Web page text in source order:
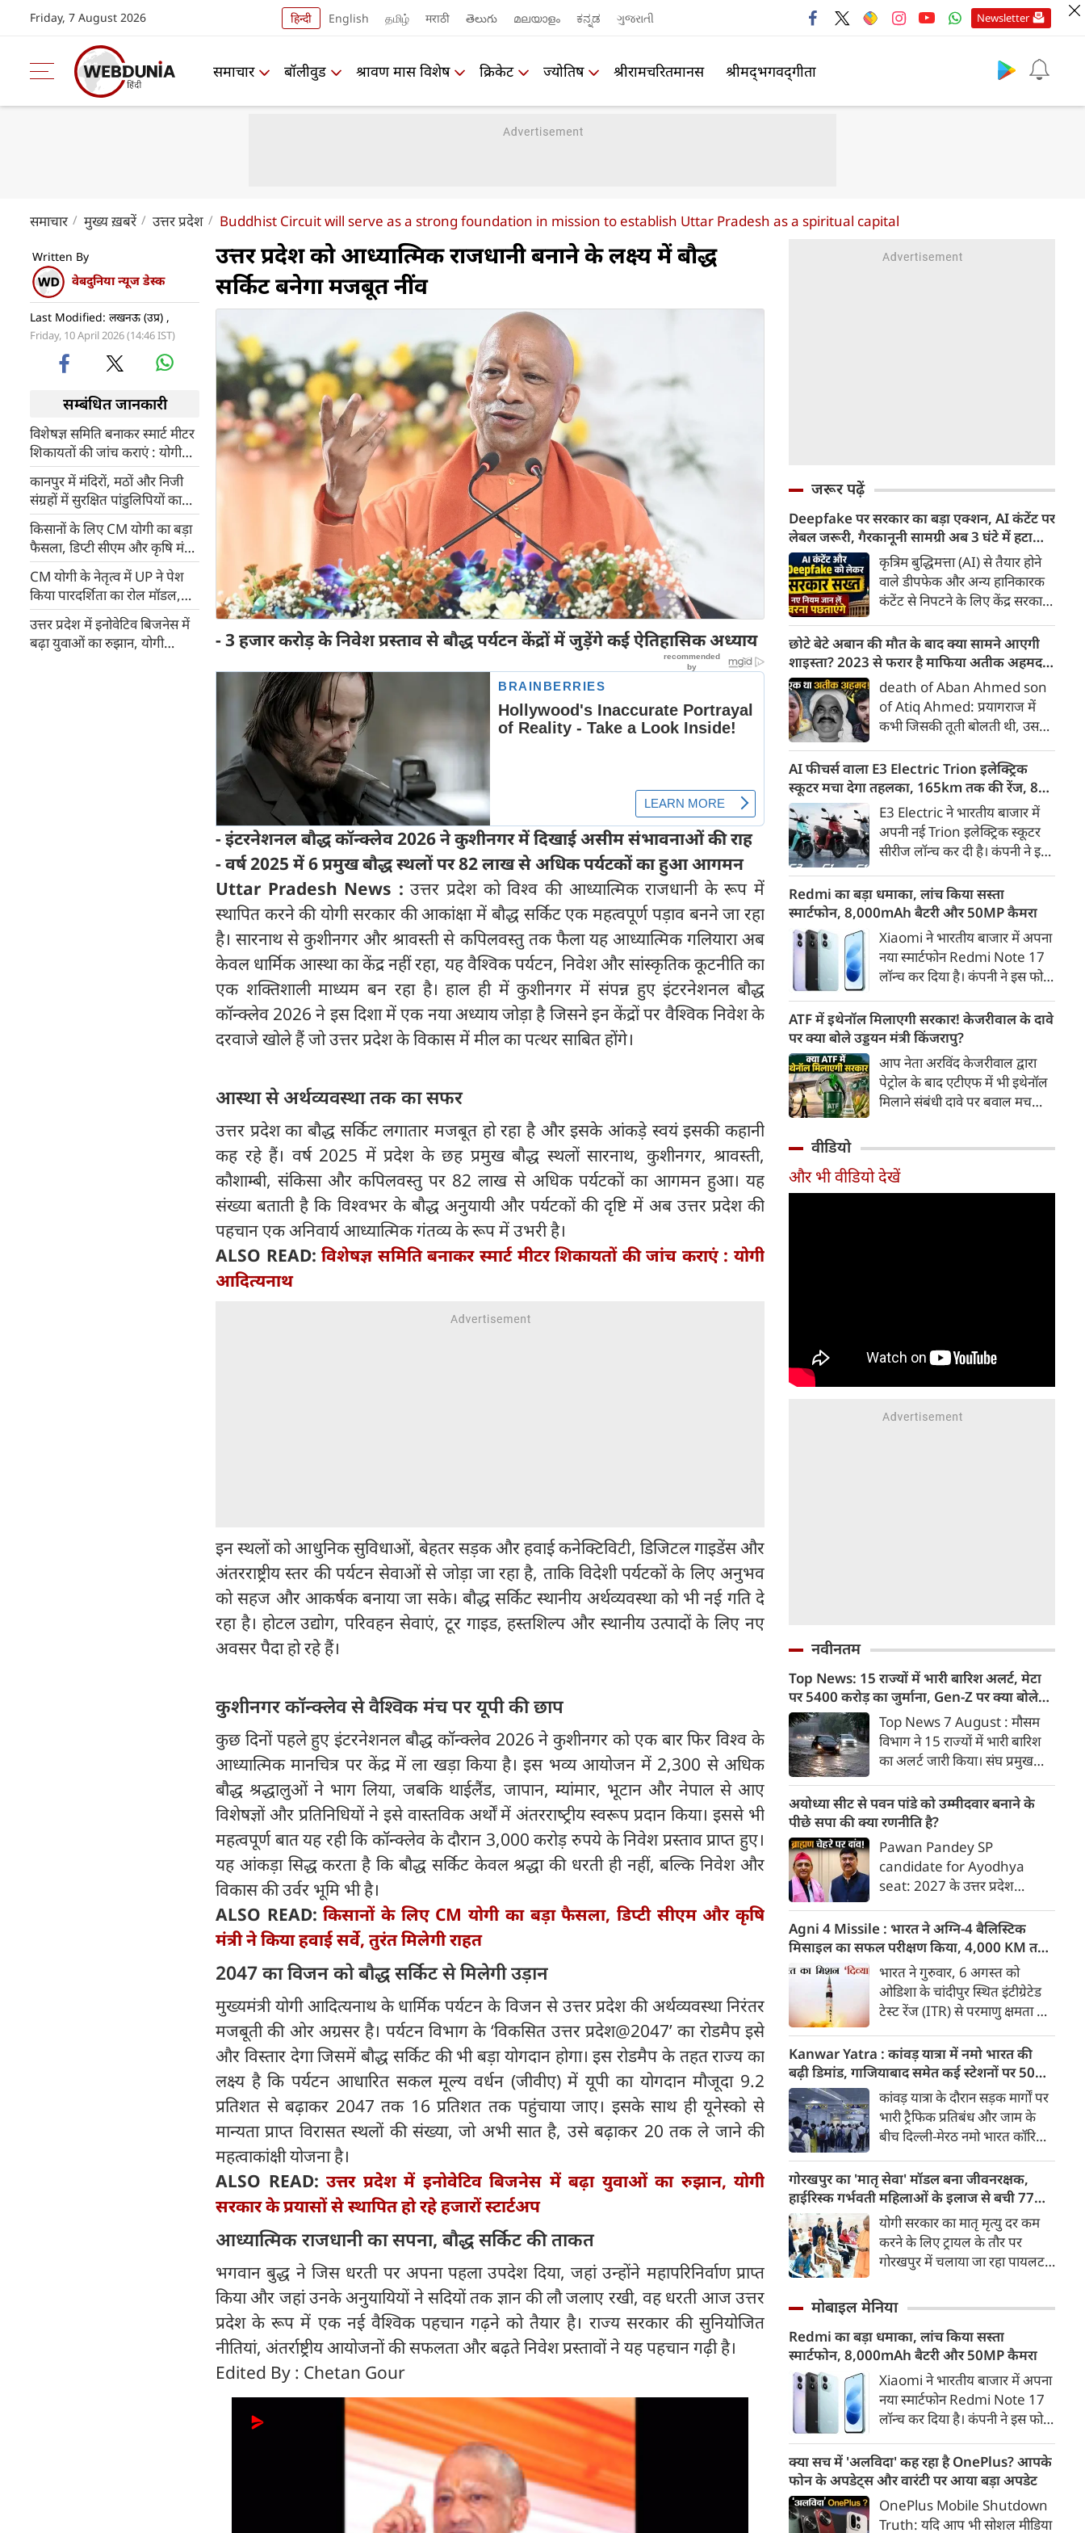
Friday, 7 August 2026 हिन्दी English தமிழ் मराठी తెలుగు മലയാളം ಕನ್ನಡ ગુજરાતી Newsletter
समाचार बॉलीवुड श्रावण मास विशेष क्रिकेट ज्योतिष श्रीरामचरितमानस श्रीमद्‍भगवद्‍गीता
समाचार मुख्य ख़बरें उत्तर प्रदेश Buddhist Circuit will serve as a strong foundation in mission to establish Uttar Pradesh as a spiritual capital
Written By
वेबदुनिया न्यूज डेस्क
Last Modified: लखनऊ (उप्र) ,
Friday, 10 April 2026 (14:46 IST)
सम्बंधित जानकारी
विशेषज्ञ समिति बनाकर स्मार्ट मीटर
शिकायतों की जांच कराएं : योगी
आदित्यनाथ
कानपुर में मंदिरों, मठों और निजी
संग्रहों में सुरक्षित पांडुलिपियों का
होगा डिजिटलीकरण
किसानों के लिए CM योगी का बड़ा
फैसला, डिप्टी सीएम और कृषि मंत्री
ने किया हवाई सर्वे, तुरंत मिलेगी
राहत
CM योगी के नेतृत्व में UP ने पेश
किया पारदर्शिता का रोल मॉडल,
जेम पोर्टल से खरीद में बना शीर्ष
राज्य
उत्तर प्रदेश में इनोवेटिव बिजनेस में
बढ़ा युवाओं का रुझान, योगी
उत्तर प्रदेश को आध्यात्मिक राजधानी बनाने के लक्ष्य में बौद्ध
सर्किट बनेगा मजबूत नींव
- 3 हजार करोड़ के निवेश प्रस्ताव से बौद्ध पर्यटन केंद्रों में जुड़ेंगे कई ऐतिहासिक अध्याय
- इंटरनेशनल बौद्ध कॉन्क्लेव 2026 ने कुशीनगर में दिखाई असीम संभावनाओं की राह
- वर्ष 2025 में 6 प्रमुख बौद्ध स्थलों पर 82 लाख से अधिक पर्यटकों का हुआ आगमन
Uttar Pradesh News : उत्तर प्रदेश को विश्व की आध्यात्मिक राजधानी के रूप में
स्थापित करने की योगी सरकार की आकांक्षा में बौद्ध सर्किट एक महत्वपूर्ण पड़ाव बनने जा रहा
है। सारनाथ से कुशीनगर और श्रावस्ती से कपिलवस्तु तक फैला यह आध्यात्मिक गलियारा अब
केवल धार्मिक आस्था का केंद्र नहीं रहा, यह वैश्विक पर्यटन, निवेश और सांस्कृतिक कूटनीति का
एक शक्तिशाली माध्यम बन रहा है। हाल ही में कुशीनगर में संपन्न हुए इंटरनेशनल बौद्ध
कॉन्क्लेव 2026 ने इस दिशा में एक नया अध्याय जोड़ा है जिसने इन केंद्रों पर वैश्विक निवेश के
दरवाजे खोले हैं जो उत्तर प्रदेश के विकास में मील का पत्थर साबित होंगे।
आस्था से अर्थव्यवस्था तक का सफर
उत्तर प्रदेश का बौद्ध सर्किट लगातार मजबूत हो रहा है और इसके आंकड़े स्वयं इसकी कहानी
कह रहे हैं। वर्ष 2025 में प्रदेश के छह प्रमुख बौद्ध स्थलों सारनाथ, कुशीनगर, श्रावस्ती,
कौशाम्बी, संकिसा और कपिलवस्तु पर 82 लाख से अधिक पर्यटकों का आगमन हुआ। यह
संख्या बताती है कि विश्वभर के बौद्ध अनुयायी और पर्यटकों की दृष्टि में अब उत्तर प्रदेश की
पहचान एक अनिवार्य आध्यात्मिक गंतव्य के रूप में उभरी है।
ALSO READ:विशेषज्ञ समिति बनाकर स्मार्ट मीटर शिकायतों की जांच कराएं : योगी
आदित्यनाथ
इन स्थलों को आधुनिक सुविधाओं, बेहतर सड़क और हवाई कनेक्टिविटी, डिजिटल गाइडेंस और
अंतरराष्ट्रीय स्तर की पर्यटन सेवाओं से जोड़ा जा रहा है, ताकि विदेशी पर्यटकों के लिए अनुभव
को सहज और आकर्षक बनाया जा सके। बौद्ध सर्किट स्थानीय अर्थव्यवस्था को भी नई गति दे
रहा है। होटल उद्योग, परिवहन सेवाएं, टूर गाइड, हस्तशिल्प और स्थानीय उत्पादों के लिए नए
अवसर पैदा हो रहे हैं।
कुशीनगर कॉन्क्लेव से वैश्विक मंच पर यूपी की छाप
कुछ दिनों पहले हुए इंटरनेशनल बौद्ध कॉन्क्लेव 2026 ने कुशीनगर को एक बार फिर विश्व के
आध्यात्मिक मानचित्र पर केंद्र में ला खड़ा किया है। इस भव्य आयोजन में 2,300 से अधिक
बौद्ध श्रद्धालुओं ने भाग लिया, जबकि थाईलैंड, जापान, म्यांमार, भूटान और नेपाल से आए
विशेषज्ञों और प्रतिनिधियों ने इसे वास्तविक अर्थों में अंतरराष्‍ट्रीय स्वरूप प्रदान किया। इससे भी
महत्वपूर्ण बात यह रही कि कॉन्क्लेव के दौरान 3,000 करोड़ रुपये के निवेश प्रस्ताव प्राप्त हुए।
यह आंकड़ा सिद्ध करता है कि बौद्ध सर्किट केवल श्रद्धा की धरती ही नहीं, बल्कि निवेश और
विकास की उर्वर भूमि भी है।
ALSO READ:किसानों के लिए CM योगी का बड़ा फैसला, डिप्टी सीएम और कृषि
मंत्री ने किया हवाई सर्वे, तुरंत मिलेगी राहत
2047 का विजन को बौद्ध सर्किट से मिलेगी उड़ान
मुख्यमंत्री योगी आदित्यनाथ के धार्मिक पर्यटन के विजन से उत्तर प्रदेश की अर्थव्यवस्था निरंतर
मजबूती की ओर अग्रसर है। पर्यटन विभाग के ‘विकसित उत्तर प्रदेश@2047’ का रोडमैप इसे
और विस्तार देगा जिसमें बौद्ध सर्किट की भी बड़ा योगदान होगा। इस रोडमैप के तहत राज्य का
लक्ष्य है कि पर्यटन आधारित सकल मूल्य वर्धन (जीवीए) में यूपी का योगदान मौजूदा 9.2
प्रतिशत से बढ़ाकर 2047 तक 16 प्रतिशत तक पहुंचाया जाए। इसके साथ ही यूनेस्को से
मान्यता प्राप्त विरासत स्थलों की संख्या, जो अभी सात है, उसे बढ़ाकर 20 तक ले जाने की
महत्वाकांक्षी योजना है।
ALSO READ: उत्तर प्रदेश में इनोवेटिव बिजनेस में बढ़ा युवाओं का रुझान, योगी
सरकार के प्रयासों से स्थापित हो रहे हजारों स्टार्टअप
आध्यात्मिक राजधानी का सपना, बौद्ध सर्किट की ताकत
भगवान बुद्ध ने जिस धरती पर अपना पहला उपदेश दिया, जहां उन्होंने महापरिनिर्वाण प्राप्त
किया और जहां उनके अनुयायियों ने सदियों तक ज्ञान की लौ जलाए रखी, वह धरती आज उत्तर
प्रदेश के रूप में एक नई वैश्विक पहचान गढ़ने को तैयार है। राज्य सरकार की सुनियोजित
नीतियां, अंतर्राष्ट्रीय आयोजनों की सफलता और बढ़ते निवेश प्रस्तावों ने यह पहचान गढ़ी है।
Edited By : Chetan Gour
जरूर पढ़ें
Deepfake पर सरकार का बड़ा एक्शन, AI कंटेंट पर
लेबल जरूरी, गैरकानूनी सामग्री अब 3 घंटे में हटानी
होगी, नए नियम जान लें वरना पछताएंगे
कृत्रिम बुद्धिमत्ता (AI) से तैयार होने
वाले डीपफेक और अन्य हानिकारक
कंटेंट से निपटने के लिए केंद्र सरकार
किया है। सरकार ने AI से तैयार कंटेंट
पर स्पष्ट लेबल और पहचान योग्य
मेटाडेटा उपलब्ध कराना अनिवार्य
किया है। साथ ही, सरकारी या
न्यायालय के आदेश के आधार पर
गैरकानूनी जानकारी हटाने की
समयसीमा 36 घंटे से घटाकर 3 घंटे
कर दी गई है।
छोटे बेटे अबान की मौत के बाद क्या सामने आएगी
शाइस्ता? 2023 से फरार है माफिया अतीक अहमद
की पत्नी
death of Aban Ahmed son
of Atiq Ahmed: प्रयागराज में
कभी जिसकी तूती बोलती थी, उस
अहमद के कुनबे पर कानून और
किस्मत की दोहरी मार पड़ रही है।
जिस झांसी जिले में अप्रैल 2023 में
अतीक के एनकाउंटर में मारे गए बेटे
असद की सांसें थमी थीं, उसी झांसी में
अब उसके छोटे बेटे अबान की भीषण
सड़क दुर्घटना में जान चली गई है।
AI फीचर्स वाला E3 Electric Trion इलेक्ट्रिक
स्कूटर मचा देगा तहलका, 165km तक की रेंज, 8
साल की बैटरी वारंटी, कीमत जानेंगे तो हो जाएंगे
हैरान
E3 Electric ने भारतीय बाजार में
अपनी नई Trion इलेक्ट्रिक स्कूटर
सीरीज लॉन्च कर दी है। कंपनी ने इसे
पेश किया है। Trion की शुरुआती
कीमत 99,999 रुपए (एक्स-शोरूम,
बेंगलुरु) रखी गई है। फिलहाल इसकी
बुकिंग बेंगलुरु के ग्राहकों के लिए
कंपनी की आधिकारिक वेबसाइट के
जरिए शुरू की गई है। आने वाले समय
में इसे दूसरे शहरों में भी उपलब्ध
कराया जाएगा।
Redmi का बड़ा धमाका, लांच किया सस्ता
स्मार्टफोन, 8,000mAh बैटरी और 50MP कैमरा
Xiaomi ने भारतीय बाजार में अपना
नया स्मार्टफोन Redmi Note 17
लॉन्च कर दिया है। कंपनी ने इस फोन
डिस्प्ले, 8,000mAh की बड़ी बैटरी
और Qualcomm Snapdragon
चिपसेट के साथ पेश किया है। फोन में
50MP का मेन कैमरा दिया गया है।
इसके अलावा Redmi Note 17 में
Corning Gorilla Glass 7i
चेसिस जैसे फीचर्स मिलते हैं।
ATF में इथेनॉल मिलाएगी सरकार! केजरीवाल के दावे
पर क्या बोले उड्डयन मंत्री किंजरापु?
आप नेता अरविंद केजरीवाल द्वारा
पेट्रोल के बाद एटीएफ में भी इथेनॉल
मिलाने संबंधी दावे पर बवाल मच
इथेनॉल मिलाने की कोई योजना नहीं
है।
वीडियो
और भी वीडियो देखें
नवीनतम
Top News: 15 राज्यों में भारी बारिश अलर्ट, मेटा
पर 5400 करोड़ का जुर्माना, Gen-Z पर क्या बोले
मोहन भागवत
Top News 7 August : मौसम
विभाग ने 15 राज्यों में भारी बारिश
का अलर्ट जारी किया। संघ प्रमुख
ईमानदार और देशभक्त बताया।
अग्नि4 मिसाइल का सफल परीक्षण।
दिल्ली-मेरठ एक्सप्रेसवे पर आज से
सिर्फ डाक कांवड़ को एंट्री मिलेगी।
अमेरिकी अदालत ने मेटा पर 5400
करोड़ का जुर्माना लगाया। 7 अगस्त
की बड़ी खबरें :
अयोध्या सीट से पवन पांडे को उम्मीदवार बनाने के
पीछे सपा की क्या रणनीति है?
Pawan Pandey SP
candidate for Ayodhya
seat: 2027 के उत्तर प्रदेश
पार्टी (सपा) के राष्ट्रीय अध्यक्ष
अखिलेश यादव द्वारा अयोध्या
विधानसभा सीट से पूर्व मंत्री तेज
नारायण उर्फ पवन पांडे को उम्मीदवार
बनाने के पीछे बहुआयामी रणनीतिक
और मनोवैज्ञानिक सोच काम कर रही
है।
Agni 4 Missile : भारत ने अग्नि-4 बैलिस्टिक
मिसाइल का सफल परीक्षण किया, 4,000 KM तक
मारक क्षमता
भारत ने गुरुवार, 6 अगस्त को
ओडिशा के चांदीपुर स्थित इंटीग्रेटेड
टेस्ट रेंज (ITR) से परमाणु क्षमता से
मिसाइल अग्नि-4 का सफल परीक्षण
किया। रक्षा मंत्रालय के मुताबिक, यह
परीक्षण स्ट्रैटेजिक फोर्सेज कमांड
(SFC) और रक्षा अनुसंधान एवं
विकास संगठन (DRDO) की ओर से
किया गया।
Kanwar Yatra : कांवड़ यात्रा में नमो भारत की
बढ़ी डिमांड, गाजियाबाद समेत कई स्टेशनों पर 50%
तक बढ़ी यात्रियों की संख्याकांवड़ यात्रा के दौरान सड़क मार्गों पर
भारी ट्रैफिक प्रतिबंध और जाम के
बीच दिल्ली-मेरठ नमो भारत कॉरिडोर
परिवहन विकल्प बनकर उभरा है।
तेज़, समयबद्ध और आरामदायक
सफर के चलते कॉरिडोर के कई
स्टेशनों पर यात्रियों की संख्या में 40
से 50 प्रतिशत तक बढ़ गई है।
गोरखपुर का 'मातृ सेवा' मॉडल बना जीवनरक्षक,
हाईरिस्क गर्भवती महिलाओं के इलाज से बची 77
जिंदगियां
योगी सरकार का मातृ मृत्यु दर कम
करने के लिए ट्रायल के तौर पर
गोरखपुर में चलाया जा रहा पायलट
बनकर उभरा है। मुख्यमंत्री योगी
प्रोजेक्ट ‘मातृ सेवा’ का लक्ष्य हाई
रिस्क गर्भवती केसों को तुरंत बड़े
अस्पतालों में रेफर कर बचाना है।
मोबाइल मेनिया
Redmi का बड़ा धमाका, लांच किया सस्ता
स्मार्टफोन, 8,000mAh बैटरी और 50MP कैमरा
Xiaomi ने भारतीय बाजार में अपना
नया स्मार्टफोन Redmi Note 17
लॉन्च कर दिया है। कंपनी ने इस फोन
डिस्प्ले, 8,000mAh की बड़ी बैटरी
और Qualcomm Snapdragon
चिपसेट के साथ पेश किया है। फोन में
50MP का मेन कैमरा दिया गया है।
क्या सच में 'अलविदा' कह रहा है OnePlus? आपके
फोन के अपडेट्स और वारंटी पर आया बड़ा अपडेट
OnePlus Mobile Shutdown
Truth: यदि आप भी सोशल मीडिया